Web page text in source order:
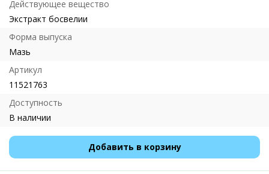
Действующее вещество
Экстракт босвелии
Форма выпуска
Мазь
Артикул
11521763
Доступность
В наличии
Добавить в корзину